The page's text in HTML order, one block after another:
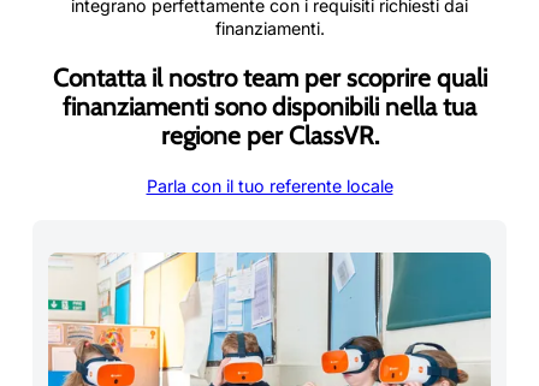
integrano perfettamente con i requisiti richiesti dai
finanziamenti.
Contatta il nostro team per scoprire quali
finanziamenti sono disponibili nella tua
regione per ClassVR.
Parla con il tuo referente locale